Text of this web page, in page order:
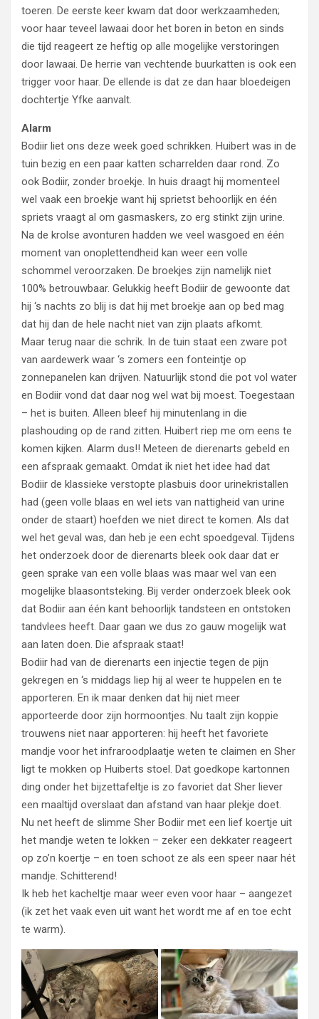
toeren. De eerste keer kwam dat door werkzaamheden;
voor haar teveel lawaai door het boren in beton en sinds
die tijd reageert ze heftig op alle mogelijke verstoringen
door lawaai. De herrie van vechtende buurkatten is ook een
trigger voor haar. De ellende is dat ze dan haar bloedeigen
dochtertje Yfke aanvalt.
Alarm
Bodiir liet ons deze week goed schrikken. Huibert was in de
tuin bezig en een paar katten scharrelden daar rond. Zo
ook Bodiir, zonder broekje. In huis draagt hij momenteel
wel vaak een broekje want hij sprietst behoorlijk en één
spriets vraagt al om gasmaskers, zo erg stinkt zijn urine.
Na de krolse avonturen hadden we veel wasgoed en één
moment van onoplettendheid kan weer een volle
schommel veroorzaken. De broekjes zijn namelijk niet
100% betrouwbaar. Gelukkig heeft Bodiir de gewoonte dat
hij ‘s nachts zo blij is dat hij met broekje aan op bed mag
dat hij dan de hele nacht niet van zijn plaats afkomt.
Maar terug naar die schrik. In de tuin staat een zware pot
van aardewerk waar ‘s zomers een fonteintje op
zonnepanelen kan drijven. Natuurlijk stond die pot vol water
en Bodiir vond dat daar nog wel wat bij moest. Toegestaan
– het is buiten. Alleen bleef hij minutenlang in die
plashouding op de rand zitten. Huibert riep me om eens te
komen kijken. Alarm dus!! Meteen de dierenarts gebeld en
een afspraak gemaakt. Omdat ik niet het idee had dat
Bodiir de klassieke verstopte plasbuis door urinekristallen
had (geen volle blaas en wel iets van nattigheid van urine
onder de staart) hoefden we niet direct te komen. Als dat
wel het geval was, dan heb je een echt spoedgeval. Tijdens
het onderzoek door de dierenarts bleek ook daar dat er
geen sprake van een volle blaas was maar wel van een
mogelijke blaasontsteking. Bij verder onderzoek bleek ook
dat Bodiir aan één kant behoorlijk tandsteen en ontstoken
tandvlees heeft. Daar gaan we dus zo gauw mogelijk wat
aan laten doen. Die afspraak staat!
Bodiir had van de dierenarts een injectie tegen de pijn
gekregen en ‘s middags liep hij al weer te huppelen en te
apporteren. En ik maar denken dat hij niet meer
apporteerde door zijn hormoontjes. Nu taalt zijn koppie
trouwens niet naar apporteren: hij heeft het favoriete
mandje voor het infraroodplaatje weten te claimen en Sher
ligt te mokken op Huiberts stoel. Dat goedkope kartonnen
ding onder het bijzettafeltje is zo favoriet dat Sher liever
een maaltijd overslaat dan afstand van haar plekje doet.
Nu net heeft de slimme Sher Bodiir met een lief koertje uit
het mandje weten te lokken – zeker een dekkater reageert
op zo’n koertje – en toen schoot ze als een speer naar hét
mandje. Schitterend!
Ik heb het kacheltje maar weer even voor haar – aangezet
(ik zet het vaak even uit want het wordt me af en toe echt
te warm).